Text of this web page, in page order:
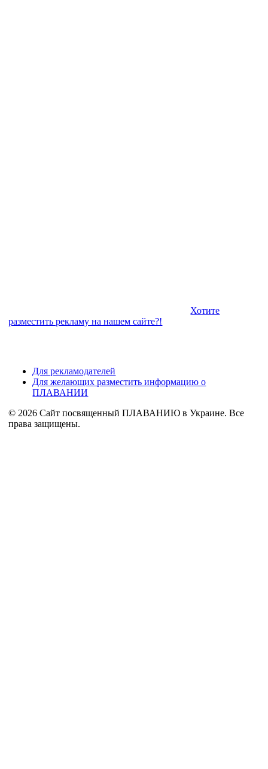
Хотите
разместить рекламу на нашем сайте?!
Для рекламодателей
Для желающих разместить информацию о
ПЛАВАНИИ
© 2026 Сайт посвященный ПЛАВАНИЮ в Украине. Все
права защищены.